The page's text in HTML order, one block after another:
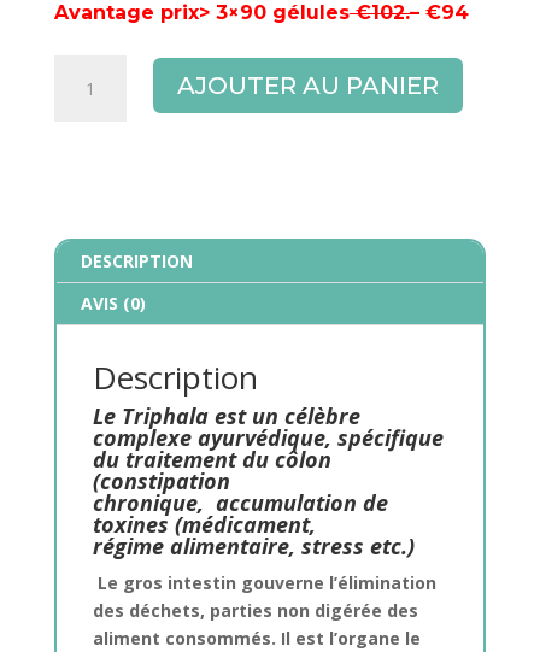
Avantage prix> 3×90 gélules€102.–€94
AJOUTER AU PANIER
DESCRIPTION
AVIS (0)
Description
Le Triphala est un célèbre
complexe ayurvédique, spécifique
du traitement du côlon
(constipation
chronique, accumulation de
toxines (médicament,
régime alimentaire, stress etc.)
Le gros intestin gouverne l’élimination
des déchets, parties non digérée des
aliment consommés. Il est l’organe le